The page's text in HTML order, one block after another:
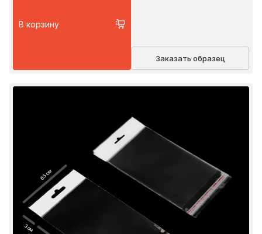
В корзину
Заказать образец
6.5 см
3 см